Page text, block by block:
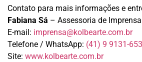
Contato para mais informações e
Fabiana Sá – Assessoria de
E-mail: imprensa@kolbearte.com.br
Telefone / WhatsApp: (41) 9 9131-
Site: www.kolbearte.com.br